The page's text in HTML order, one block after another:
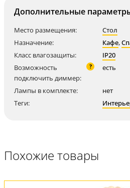
Дополнительные
Место размещения:
Стол
Назначение:
Кафе,
Класс влагозащиты:
IP20
Возможность
подключить диммер:
? есть
Лампы в комплекте:
нет
Теги:
Похожие товары